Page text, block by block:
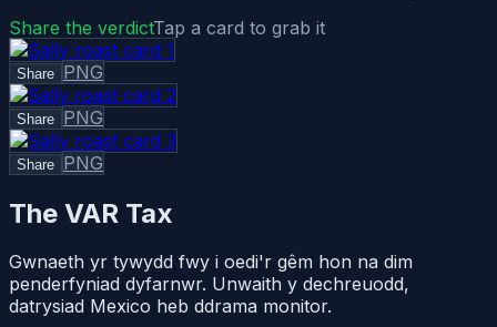
Share the verdictTap a card to grab it
Share PNG
Share PNG
Share PNG
The VAR Tax
Gwnaeth yr tywydd fwy i oedi'r gêm hon na dim
penderfyniad dyfarnwr. Unwaith y dechreuodd,
datrysiad Mexico heb ddrama monitor.